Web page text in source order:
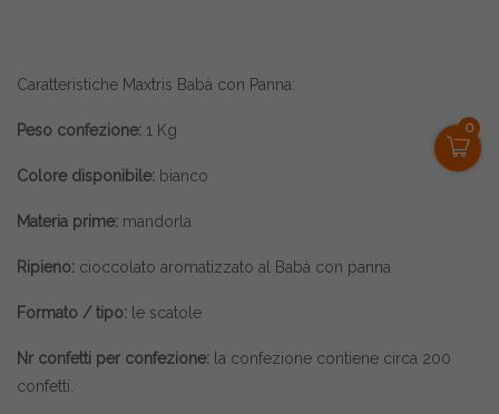
0
Caratteristiche Maxtris Babà con Panna:
Peso confezione: 1 Kg
Colore disponibile: bianco
Materia prime: mandorla
Ripieno: cioccolato aromatizzato al Babà con panna
Formato / tipo: le scatole
Nr confetti per confezione: la confezione contiene circa 200
confetti.